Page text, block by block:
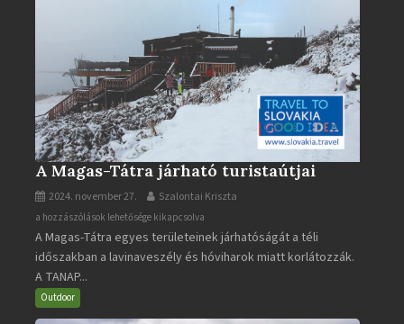
A Magas-Tátra járható turistaútjai
2024. november 27. Szalontai Kriszta
A
Magas-
Tátra
járható
turistaútjai
bejegyzéshez
a hozzászólások lehetősége kikapcsolva
A Magas-Tátra egyes területeinek járhatóságát a téli
időszakban a lavinaveszély és hóviharok miatt korlátozzák.
A TANAP...
Outdoor